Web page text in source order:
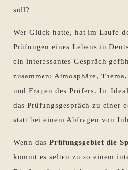
soll?
Wer Glück hatte, hat im Laufe
Prüfungen eines Lebens in
ein interessantes Gespräch
zusammen: Atmosphäre,
und Fragen des Prüfers. Im
das Prüfungsgespräch zu einer
statt bei einem Abfragen von
Wenn das Prüfungsgebiet die
kommt es selten zu so einem